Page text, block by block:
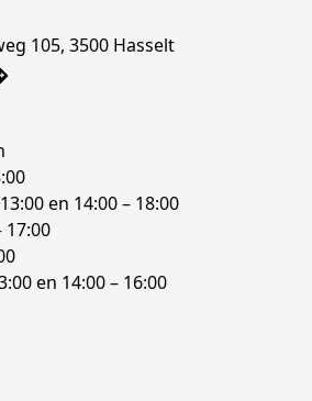
105, 3500 Hasselt
en 14:00 – 18:00
17:00
en 14:00 – 16:00